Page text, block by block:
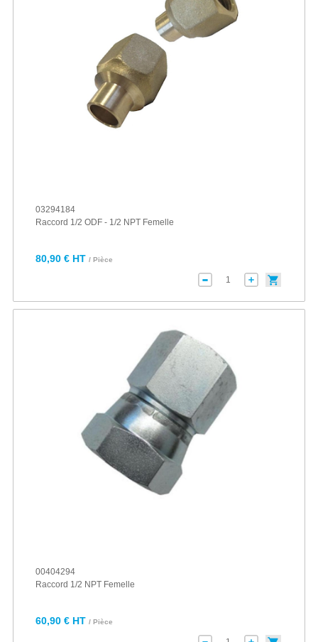
03294184
Raccord 1/2 ODF - 1/2 NPT Femelle
80,90 € HT / Pièce
00404294
Raccord 1/2 NPT Femelle
60,90 € HT / Pièce